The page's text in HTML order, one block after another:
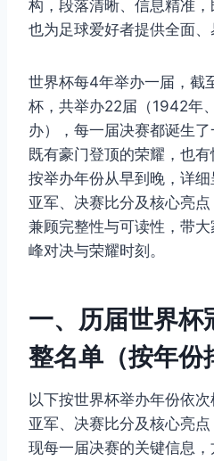
构，段落清晰、信息精准，
也为足球爱好者提供全面、
世界杯每4年举办一届，截
杯，共举办22届（1942年
办），每一届决赛都诞生了
既有豪门登顶的荣耀，也
按举办年份从早到晚，详细
亚军、决赛比分及核心亮点
兼顾完整性与可读性，带
峰对决与荣耀时刻。
一、历届世界杯
整名单（按年份
以下按世界杯举办年份依次
亚军、决赛比分及核心亮
现每一届决赛的关键信息，